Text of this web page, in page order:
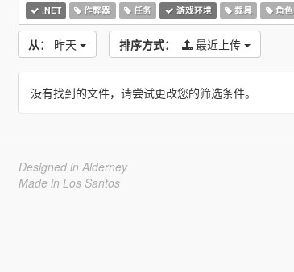
.NET 作弊器 任务 游戏环境 载具 角色
从： 昨天 排序方式： 最近上传
没有找到的文件，请尝试更改您的筛选条件。
Designed in Alderney
Made in Los Santos